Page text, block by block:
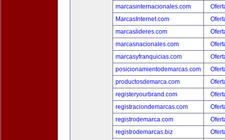
marcasinternacionales.com
MarcasInternet.com
marcaslideres.com
marcasnacionales.com
marcasyfranquicias.com
posicionamientodemarcas.com
productosdemarca.com
registeryourbrand.com
registraciondemarcas.com
registrodemarca.com
registrodemarcas.biz